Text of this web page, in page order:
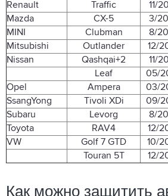
Renault
Traffic 11/
Mazda
CX-5 3/
MINI
Clubman 8/
Mitsubishi
Outlander 12/
Nissan
Qashqai+2 11/
Leaf
05/
Opel
Ampera 03/
SsangYong
Tivoli XDi 09/
Subaru
Levorg 8/
Toyota
RAV4 12/
VW
Golf 7 GTD 10/
Touran 5T
12/
Как можно защитить